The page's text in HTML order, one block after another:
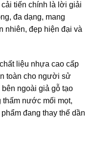
tiến chính là lời giải
đa dạng, mang
nhiên, đẹp hiện đại và
liệu nhựa cao cấp
toàn cho người sử
ngoài giả gỗ tạo
thấm nước mối mọt,
đang thay thế dần